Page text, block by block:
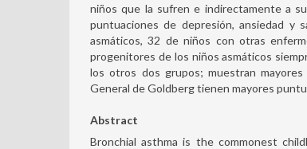
niños que la sufren e indirectamente a
puntuaciones de depresión, ansiedad
asmáticos, 32 de niños con otras
progenitores de los niños asmáticos
los otros dos grupos; muestran
General de Goldberg tienen mayores
Abstract
Bronchial asthma is the commonest